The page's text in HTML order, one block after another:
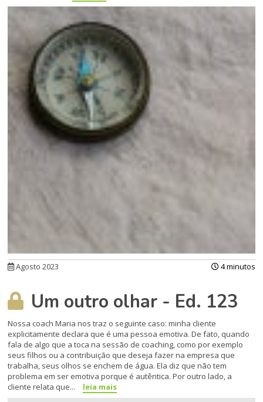
Agosto 2023 4 minutos
Um outro olhar - Ed. 123
Nossa coach Maria nos traz o seguinte caso: minha cliente
explicitamente declara que é uma pessoa emotiva. De fato, quando
fala de algo que a toca na sessão de coaching, como por exemplo
seus filhos ou a contribuição que deseja fazer na empresa que
trabalha, seus olhos se enchem de água. Ela diz que não tem
problema em ser emotiva porque é autêntica. Por outro lado, a
cliente relata que...
leia mais